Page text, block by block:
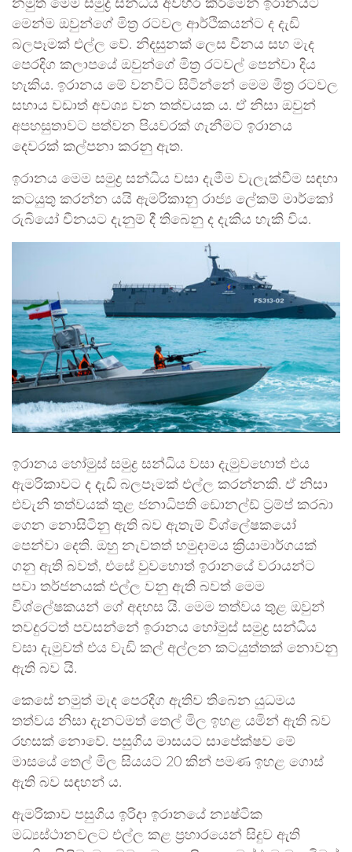
නමුත් මෙම සමුද්‍ර සන්ධිය අවහිර කිරීමෙන් ඉරානයට
මෙන්ම ඔවුන්ගේ මිත්‍ර රටවල ආර්ථිකයන්ට ද දැඩි
බලපෑමක් එල්ල වේ. නිදසුනක් ලෙස චීනය සහ මැද
පෙරදිග කලාපයේ ඔවුන්ගේ මිත්‍ර රටවල් පෙන්වා දිය
හැකිය. ඉරානය මේ වනවිට සිටින්නේ මෙම මිත්‍ර රටවල
සහාය වඩාත් අවශ්‍ය වන තත්වයක ය. ඒ නිසා ඔවුන්
අපහසුතාවට පත්වන පියවරක් ගැනීමට ඉරානය
දෙවරක් කල්පනා කරනු ඇත.
ඉරානය මෙම සමුද්‍ර සන්ධිය වසා දැමීම වැලැක්වීම සඳහා
කටයුතු කරන්න යයි ඇමරිකානු රාජ්‍ය ලේකම් මාර්කෝ
රුබියෝ චීනයට දැනුම් දී තිබෙනු ද දැකිය හැකි විය.
ඉරානය හෝමුස් සමුද්‍ර සන්ධිය වසා දැමුවහොත් එය
ඇමරිකාවට ද දැඩි බලපෑමක් එල්ල කරන්නකි. ඒ නිසා
එවැනි තත්වයක් තුළ ජනාධිපති ඩොනල්ඩ් ට්‍රම්ප් කරබා
ගෙන නොසිටිනු ඇති බව ඇතැම් විශ්ලේෂකයෝ
පෙන්වා දෙති. ඔහු නැවතත් හමුදාමය ක්‍රියාමාර්ගයක්
ගනු ඇති බවත්, එසේ වුවහොත් ඉරානයේ වරායන්ට
පවා තර්ජනයක් එල්ල වනු ඇති බවත් මෙම
විශ්ලේෂකයන් ගේ අදහස යි. මෙම තත්වය තුළ ඔවුන්
තවදුරටත් පවසන්නේ ඉරානය හෝමුස් සමුද්‍ර සන්ධිය
වසා දැමුවත් එය වැඩි කල් අල්ලන කටයුත්තක් නොවනු
ඇති බව යි.
කෙසේ නමුත් මැද පෙරදිග ඇතිව තිබෙන යුධමය
තත්වය නිසා දැනටමත් තෙල් මිල ඉහළ යමින් ඇති බව
රහසක් නොවේ. පසුගිය මාසයට සාපේක්ෂව මේ
මාසයේ තෙල් මිල සියයට 20 කින් පමණ ඉහළ ගොස්
ඇති බව සඳහන් ය.
ඇමරිකාව පසුගිය ඉරිදා ඉරානයේ න්‍යෂ්ටික
මධ්‍යස්ථානවලට එල්ල කළ ප්‍රහාරයෙන් සිදුව ඇති